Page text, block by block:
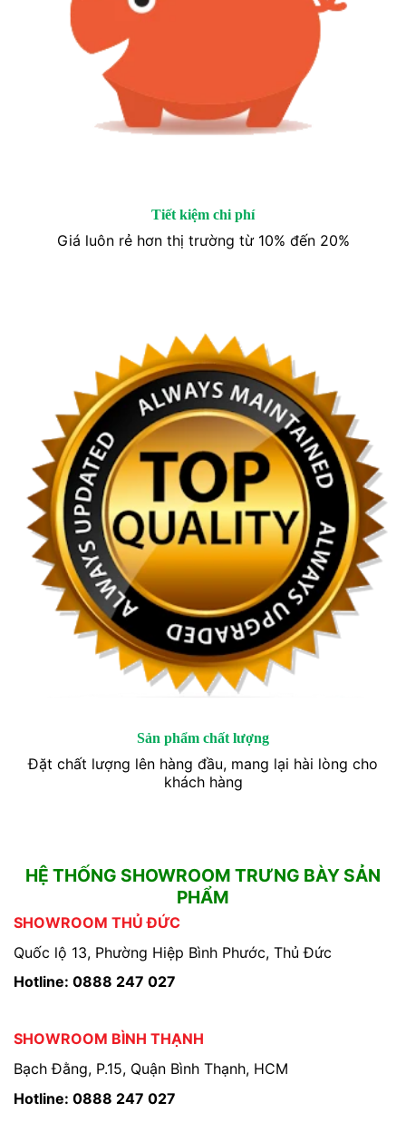
Tiết kiệm chi phí
Giá luôn rẻ hơn thị trường từ 10% đến 20%
Sản phẩm chất lượng
Đặt chất lượng lên hàng đầu, mang lại hài lòng cho
khách hàng
HỆ THỐNG SHOWROOM TRƯNG BÀY SẢN
PHẨM
SHOWROOM THỦ ĐỨC
Quốc lộ 13, Phường Hiệp Bình Phước, Thủ Đức
Hotline: 0888 247 027
SHOWROOM BÌNH THẠNH
Bạch Đằng, P.15, Quận Bình Thạnh, HCM
Hotline: 0888 247 027